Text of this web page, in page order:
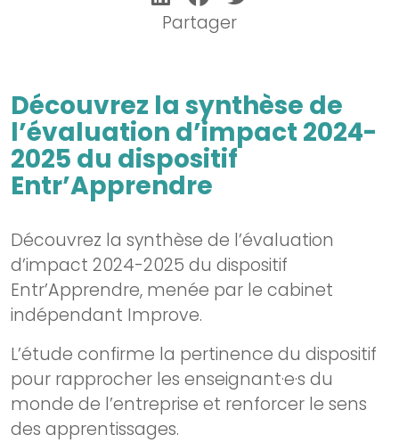
Partager
Découvrez la synthèse de
l’évaluation d’impact 2024-
2025 du dispositif
Entr’Apprendre
Découvrez la synthèse de l’évaluation
d’impact 2024-2025 du dispositif
Entr’Apprendre, menée par le cabinet
indépendant Improve.
L’étude confirme la pertinence du dispositif
pour rapprocher les enseignant·e·s du
monde de l’entreprise et renforcer le sens
des apprentissages.